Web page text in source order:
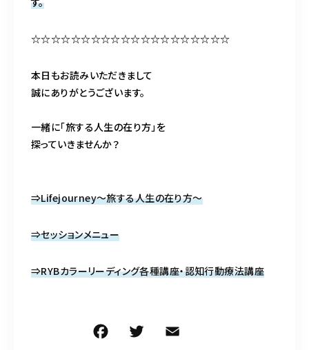
☆☆☆☆☆☆☆☆☆☆☆☆☆☆☆☆☆☆☆☆
本日もお読みいただきまして
誠にありがとうございます。
一緒に「旅する人生の在り方」を
探っていきませんか？
⇒Lifejourney～旅する人生の在り方～
⇒セッションメニュー
⇒RYBカラーリーディング各種講座・認知行動療法講座
T